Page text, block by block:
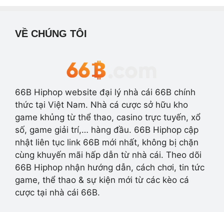
VỀ CHÚNG TÔI
66B Hiphop website đại lý nhà cái 66B chính
thức tại Việt Nam. Nhà cá cược sở hữu kho
game khủng từ thể thao, casino trực tuyến, xổ
số, game giải trí,… hàng đầu. 66B Hiphop cập
nhật liên tục link 66B mới nhất, không bị chặn
cùng khuyến mãi hấp dẫn từ nhà cái. Theo dõi
66B Hiphop nhận hướng dẫn, cách chơi, tin tức
game, thể thao & sự kiện mới từ các kèo cá
cược tại nhà cái 66B.